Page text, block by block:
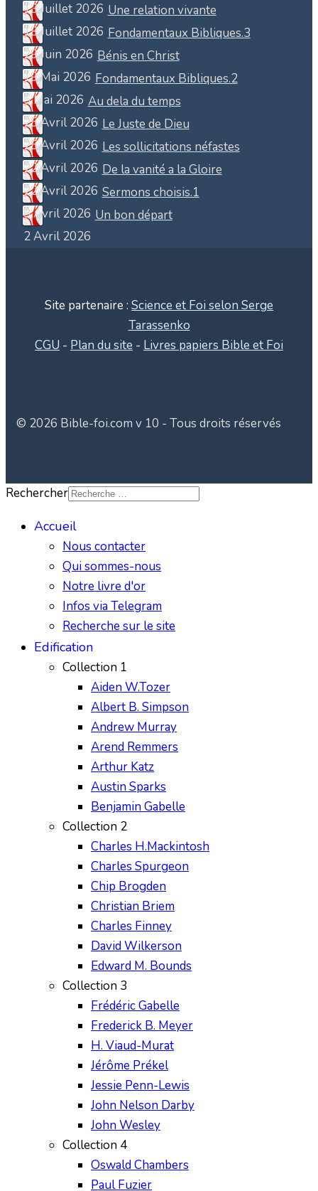
13 Juillet 2026 Une relation vivante
18 Juillet 2026 Fondamentaux Bibliques.3
29 Juin 2026 Bénis en Christ
19 Mai 2026 Fondamentaux Bibliques.2
5 Mai 2026 Au dela du temps
25 Avril 2026 Le Juste de Dieu
25 Avril 2026 Les sollicitations néfastes
22 Avril 2026 De la vanité a la Gloire
22 Avril 2026 Sermons choisis.1
8 Avril 2026 Un bon départ
2 Avril 2026
Site partenaire : Science et Foi selon Serge
Tarassenko
CGU - Plan du site - Livres papiers Bible et Foi
© 2026 Bible-foi.com v 10 - Tous droits réservés
Rechercher
Accueil
Nous contacter
Qui sommes-nous
Notre livre d'or
Infos via Telegram
Recherche sur le site
Edification
Collection 1
Aiden W.Tozer
Albert B. Simpson
Andrew Murray
Arend Remmers
Arthur Katz
Austin Sparks
Benjamin Gabelle
Collection 2
Charles H.Mackintosh
Charles Spurgeon
Chip Brogden
Christian Briem
Charles Finney
David Wilkerson
Edward M. Bounds
Collection 3
Frédéric Gabelle
Frederick B. Meyer
H. Viaud-Murat
Jérôme Prékel
Jessie Penn-Lewis
John Nelson Darby
John Wesley
Collection 4
Oswald Chambers
Paul Fuzier